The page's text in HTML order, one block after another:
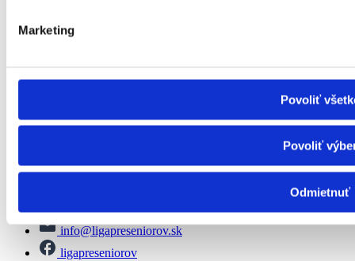
Marketing
Povoliť
Povoliť
Odmietnuť
Infláció - Támogatás
Magazin
info@ligapreseniorov.sk
ligapreseniorov